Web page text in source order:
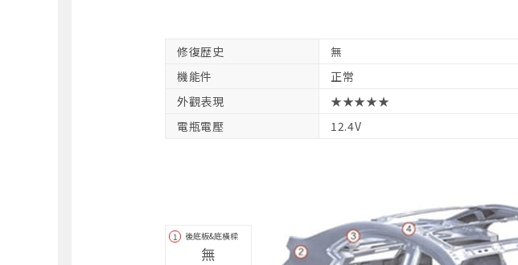
修復歴史 無
機能件
正常
外觀表現
★★★★★
電瓶電壓
12.4V
1 後底板&底橫樑
無